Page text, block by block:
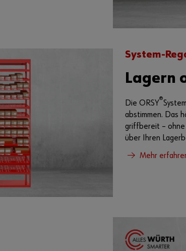
System-
Lagern
Die ORSY®
abstimmen. Das
griffbereit – ohne
über Ihren
Mehr